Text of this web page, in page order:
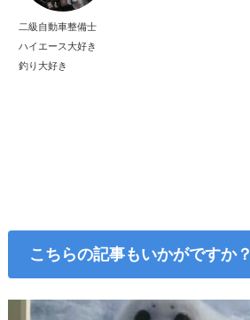
二級自動車整備士
ハイエース大好き
釣り大好き
こちらの記事もいかがですか？